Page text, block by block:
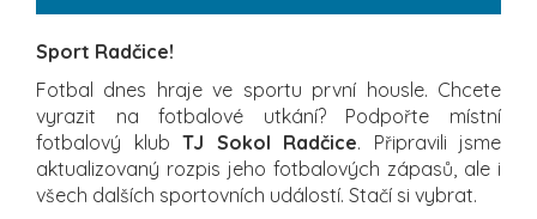
Sport Radčice!
Fotbal dnes hraje ve sportu první housle. Chcete
vyrazit na fotbalové utkání? Podpořte místní
fotbalový klub TJ Sokol Radčice. Připravili jsme
aktualizovaný rozpis jeho fotbalových zápasů, ale i
všech dalších sportovních událostí. Stačí si vybrat.